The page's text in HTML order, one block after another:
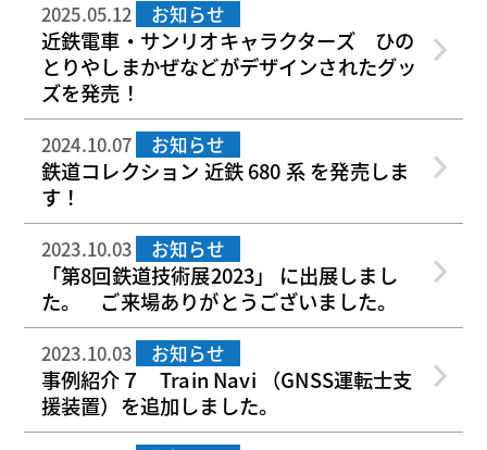
2025.05.12 お知らせ
近鉄電車・サンリオキャラクターズ ひの
とりやしまかぜなどがデザインされたグッ
ズを発売！
2024.10.07 お知らせ
鉄道コレクション 近鉄 680 系 を発売しま
す！
2023.10.03 お知らせ
「第8回鉄道技術展2023」 に出展しまし
た。 ご来場ありがとうございました。
2023.10.03 お知らせ
事例紹介７ Train Navi （GNSS運転士支
援装置）を追加しました。